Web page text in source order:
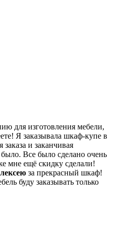
для изготовления мебели,
Я заказывала шкаф-купе в
и заканчивая
Все было сделано очень
мне ещё скидку сделали!
за прекрасный шкаф!
буду заказывать только